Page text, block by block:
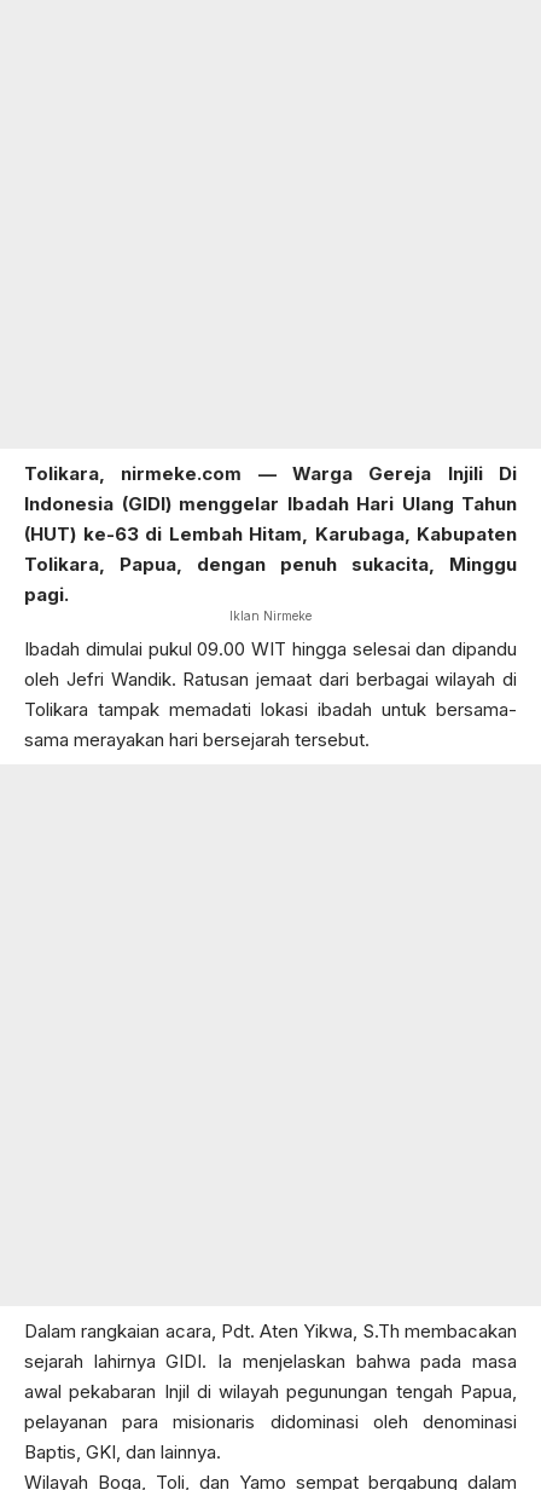
Tolikara, nirmeke.com — Warga Gereja Injili Di
Indonesia (GIDI) menggelar Ibadah Hari Ulang Tahun
(HUT) ke-63 di Lembah Hitam, Karubaga, Kabupaten
Tolikara, Papua, dengan penuh sukacita, Minggu
pagi.
Iklan Nirmeke
Ibadah dimulai pukul 09.00 WIT hingga selesai dan dipandu
oleh Jefri Wandik. Ratusan jemaat dari berbagai wilayah di
Tolikara tampak memadati lokasi ibadah untuk bersama-
sama merayakan hari bersejarah tersebut.
Dalam rangkaian acara, Pdt. Aten Yikwa, S.Th membacakan
sejarah lahirnya GIDI. Ia menjelaskan bahwa pada masa
awal pekabaran Injil di wilayah pegunungan tengah Papua,
pelayanan para misionaris didominasi oleh denominasi
Baptis, GKI, dan lainnya.
Wilayah Boga, Toli, dan Yamo sempat bergabung dalam